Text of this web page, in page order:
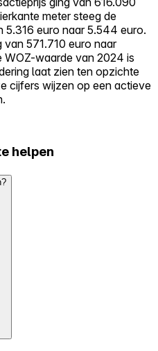
meter steeg de
5.316 euro naar 5.544 euro.
van 571.710 euro naar
WOZ-waarde van 2024 is
laat zien ten opzichte
cijfers wijzen op een actieve
helpen